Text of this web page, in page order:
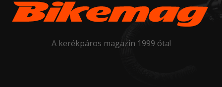
A kerékpáros magazin 1999 óta!